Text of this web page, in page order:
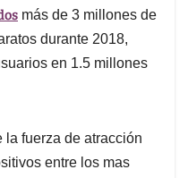
más de 3 millones de
durante 2018,
en 1.5 millones
la fuerza de atracción
entre los mas